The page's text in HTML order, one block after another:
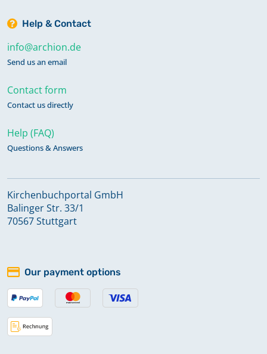
Taufen, Trauungen, Bestattungen
Taufen, Trauungen, Bestattungen,
Konfirmationen 1820-1829
Taufen, Trauungen, Bestattungen,
Sonstiges 1829-1839
Taufen, Trauungen, Bestattungen,
Konfirmationen, Sonstiges 1678-
1750-1798
Trauungen, Sonstiges 1820-1838
Help & Contact
info@archion.de
Send us an email
Contact form
Contact us directly
Help (FAQ)
Questions & Answers
Kirchenbuchportal GmbH
Balinger Str. 33/1
70567 Stuttgart
Our payment options